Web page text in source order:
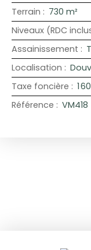
Terrain : 730 m²
Niveaux (RDC
Assainissement :
Localisation :
Taxe foncière : 1
Référence : VM418